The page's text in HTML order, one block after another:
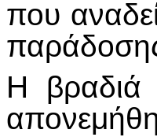
που
Η βραδιά